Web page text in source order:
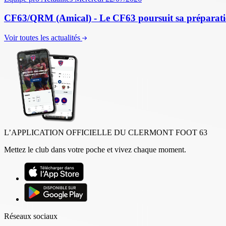
CF63/QRM (Amical) - Le CF63 poursuit sa
Voir toutes les actualités
L’APPLICATION OFFICIELLE DU CLERMONT FOOT 63
Mettez le club dans votre poche et vivez chaque moment.
Réseaux sociaux